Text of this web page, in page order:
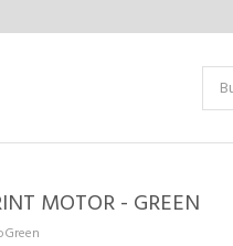
MOTOR - GREEN